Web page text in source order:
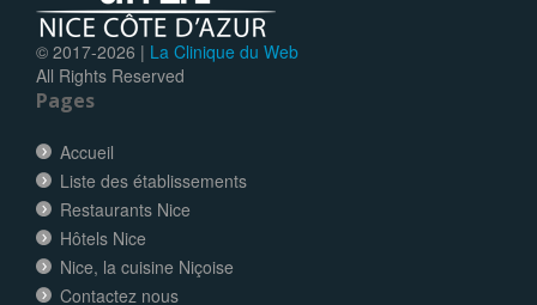
© 2017-2026 | La Clinique du Web
All Rights Reserved
Pages
Accueil
Liste des établissements
Restaurants Nice
Hôtels Nice
Nice, la cuisine Niçoise
Contactez nous